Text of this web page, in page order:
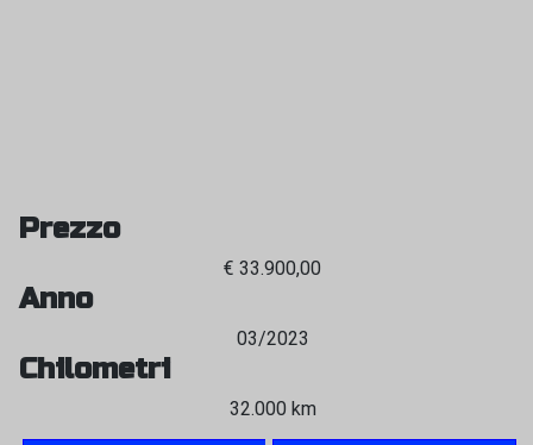
Prezzo
€ 33.900,00
Anno
03/2023
Chilometri
32.000 km